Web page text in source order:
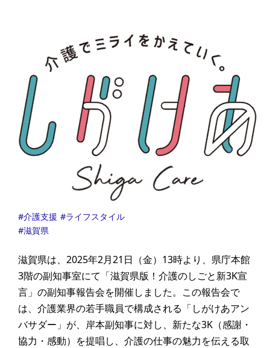
介護支援
ライフスタイル
滋賀県
滋賀県は、2025年2月21日（金）13時より、県庁本館
3階の副知事室にて「滋賀県版！介護のしごと新3K宣
言」の副知事報告会を開催しました。この報告会で
は、介護業界の若手職員で構成される「しがけあアン
バサダー」が、岸本副知事に対し、新たな3K（感謝・
協力・感動）を提唱し、介護の仕事の魅力を伝える取